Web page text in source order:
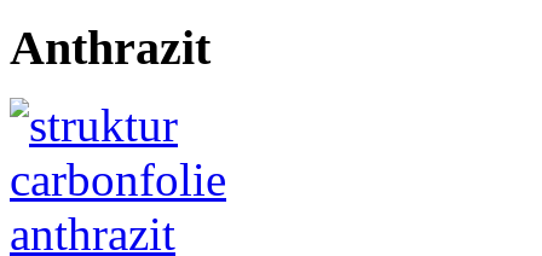
Anthrazit